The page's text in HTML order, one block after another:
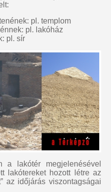
pl. templom
pl. lakóház
pl. sír
a lakótér megjelenésével
lakótereket hozott létre az
az időjárás viszontagságai